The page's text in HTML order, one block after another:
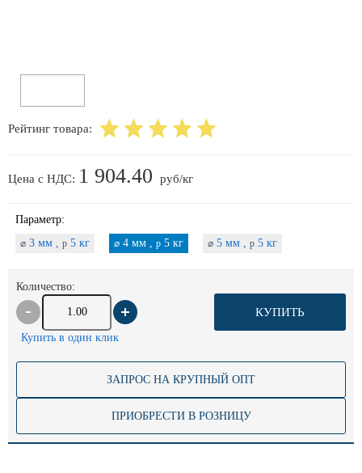
Рейтинг товара:
Цена с НДС: 1 904.40 руб/кг
Параметр:
⌀ 3 мм , p 5 кг ⌀ 4 мм , p 5 кг ⌀ 5 мм , p 5 кг
Количество:
КУПИТЬ
Купить в один клик
ЗАПРОС НА КРУПНЫЙ ОПТ
ПРИОБРЕСТИ В РОЗНИЦУ